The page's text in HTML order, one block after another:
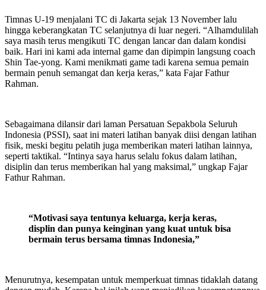
Timnas U-19 menjalani TC di Jakarta sejak 13 November lalu
hingga keberangkatan TC selanjutnya di luar negeri. “Alhamdulilah
saya masih terus mengikuti TC dengan lancar dan dalam kondisi
baik. Hari ini kami ada internal game dan dipimpin langsung coach
Shin Tae-yong. Kami menikmati game tadi karena semua pemain
bermain penuh semangat dan kerja keras,” kata Fajar Fathur
Rahman.
Sebagaimana dilansir dari laman Persatuan Sepakbola Seluruh
Indonesia (PSSI), saat ini materi latihan banyak diisi dengan latihan
fisik, meski begitu pelatih juga memberikan materi latihan lainnya,
seperti taktikal. “Intinya saya harus selalu fokus dalam latihan,
disiplin dan terus memberikan hal yang maksimal,” ungkap Fajar
Fathur Rahman.
“Motivasi saya tentunya keluarga, kerja keras,
displin dan punya keinginan yang kuat untuk bisa
bermain terus bersama timnas Indonesia,”
Menurutnya, kesempatan untuk memperkuat timnas tidaklah datang